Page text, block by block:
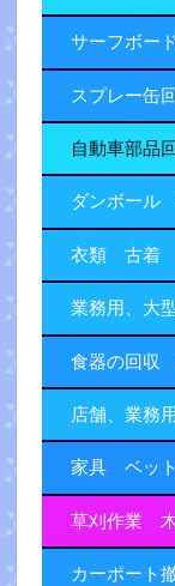
サーフボー
スプレー
自動車部品
ダンボー
衣類 古着
業務用、大
食器の回収
店舗、業務
家具 ベッ
草刈作業
カーポート